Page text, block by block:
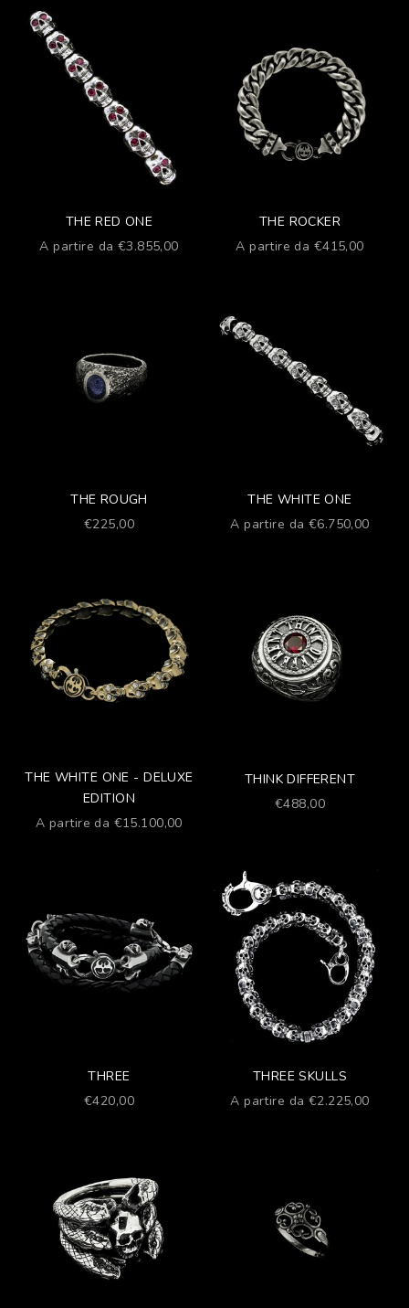
THE RED ONE
Prezzo scontato
A partire da €3.855,00
THE ROCKER
Prezzo scontato
A partire da €415,00
THE ROUGH
Prezzo scontato
€225,00
THE WHITE ONE
Prezzo scontato
A partire da €6.750,00
THE WHITE ONE - DELUXE
EDITION
Prezzo scontato
A partire da €15.100,00
THINK DIFFERENT
Prezzo scontato
€488,00
THREE
Prezzo scontato
€420,00
THREE SKULLS
Prezzo scontato
A partire da €2.225,00